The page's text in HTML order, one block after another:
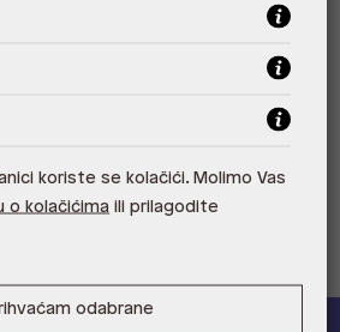
Split 21000
koriste se kolačići. Molimo Vas
o kolačićima ili prilagodite
odabrane